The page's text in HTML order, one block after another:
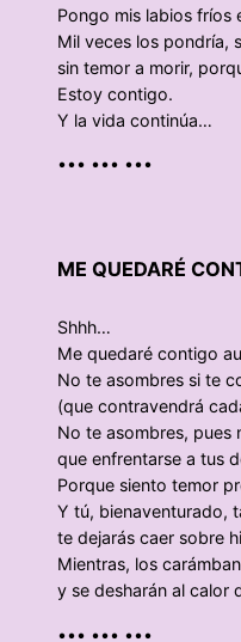
Pongo mis labios fríos
Mil veces los pondría,
sin temor a morir,
Estoy contigo.
Y la vida continúa…
••• ••• •••
ME QUEDARÉ
Shhh…
Me quedaré contigo
No te asombres si te
(que contravendrá
No te asombres, pues
que enfrentarse a tus
Porque siento temor
Y tú, bienaventurado,
te dejarás caer sobre
Mientras, los
y se desharán al calor
••• ••• •••